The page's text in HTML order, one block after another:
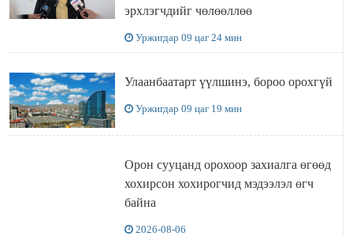
эрхлэгчдийг чөлөөллөө
Уржигдар 09 цаг 24 мин
Улаанбаатарт үүлшинэ, бороо орохгүй
Уржигдар 09 цаг 19 мин
Орон сууцанд орохоор захиалга өгөөд
хохирсон хохирогчид мэдээлэл өгч
байна
2026-08-06